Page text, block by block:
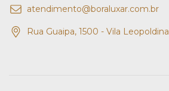
atendimento@boraluxar.com.br
Rua Guaipa, 1500 - Vila